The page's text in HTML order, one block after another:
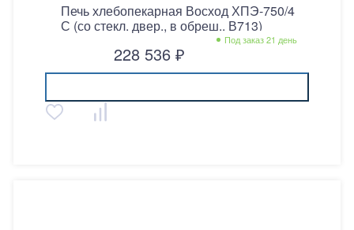
Печь хлебопекарная Восход ХПЭ-750/4
С (со стекл. двер., в обреш., В713)
Под заказ 21 день
228 536 ₽